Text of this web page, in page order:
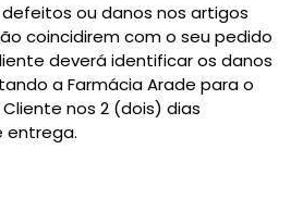
ou danos nos artigos
coincidirem com o seu pedido
deverá identificar os danos
a Farmácia Arade para o
nos 2 (dois) dias
entrega.